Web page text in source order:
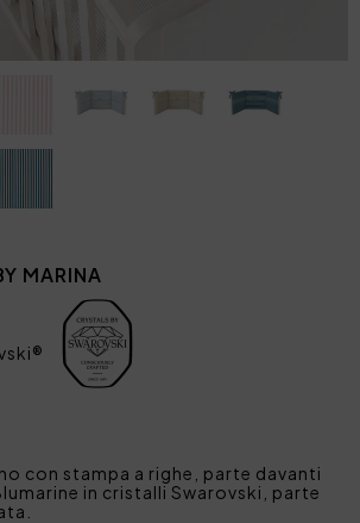
MARINA
con stampa a righe, parte davanti
in cristalli Swarovski, parte